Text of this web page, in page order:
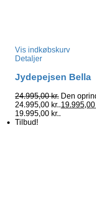
Vis indkøbskurv
Detaljer
Jydepejsen Bella
24.995,00kr. Den
24.995,00 kr..19.995,00
19.995,00 kr..
Tilbud!